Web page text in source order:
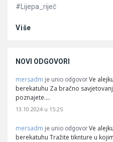
#Lijepa_riječ
Više
NOVI ODGOVORI
mersadm je unio odgovor Ve
berekatuhu Za bračno
poznajete.…
13.10.2024 u 15:25
mersadm je unio odgovor Ve
berekatuhu Tražite tiknture u